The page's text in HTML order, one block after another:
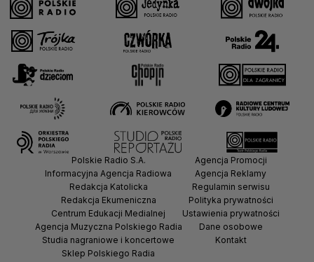
Polskie Radio S.A.
Informacyjna Agencja Radiowa
Redakcja Katolicka
Redakcja Ekumeniczna
Centrum Edukacji Medialnej
Agencja Muzyczna Polskiego Radia
Studia nagraniowe i koncertowe
Sklep Polskiego Radia
Agencja Promocji
Agencja Reklamy
Regulamin serwisu
Polityka prywatności
Ustawienia prywatności
Dane osobowe
Kontakt